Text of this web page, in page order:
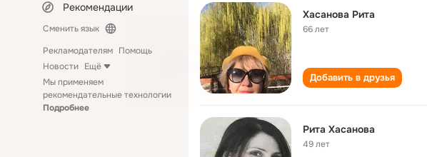
Рекомендации
Сменить язык
Рекламодателям Помощь
Новости Ещё
Мы применяем
рекомендательные технологии
Подробнее
Хасанова Рита
66 лет
Добавить в друзья
Рита Хасанова
49 лет